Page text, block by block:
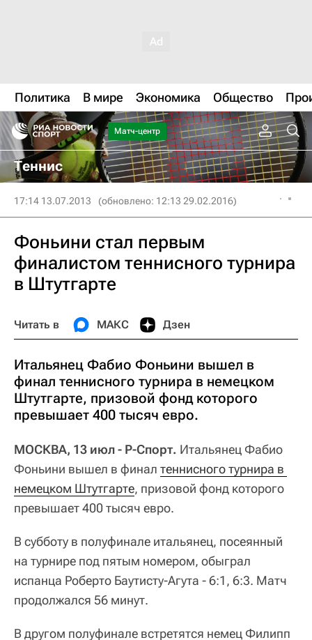
Политика В мире Экономика Общество
Матч-центр
Теннис
17:14 13.07.2013 (обновлено: 12:13 29.02.2016)
Фоньини стал первым
финалистом теннисного турнира
в Штутгарте
Читать в МАКС Дзен
Итальянец Фабио Фоньини вышел в
финал теннисного турнира в немецком
Штутгарте, призовой фонд которого
превышает 400 тысяч евро.
МОСКВА, 13 июл - Р-Спорт. Итальянец Фабио
Фоньини вышел в финал теннисного турнира в
немецком Штутгарте, призовой фонд которого
превышает 400 тысяч евро.
В субботу в полуфинале итальянец, посеянный
на турнире под пятым номером, обыграл
испанца Роберто Баутисту-Агута - 6:1, 6:3. Матч
продолжался 56 минут.
В другом полуфинале встретятся немец Филипп